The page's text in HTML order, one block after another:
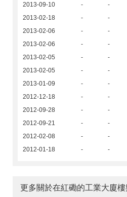
2013-09-10 - -
2013-02-18 - -
2013-02-06 - -
2013-02-06 - -
2013-02-05 - -
2013-02-05 - -
2013-01-09 - -
2012-12-18 - -
2012-09-28 - -
2012-09-21 - -
2012-02-08 - -
2012-01-18 - -
更多關於在紅磡的工業大廈